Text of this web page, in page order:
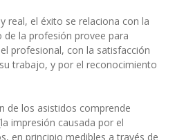
real, el éxito se relaciona con la
de la profesión provee para
profesional, con la satisfacción
trabajo, y por el reconocimiento
de los asistidos comprende
impresión causada por el
en principio medibles a través de